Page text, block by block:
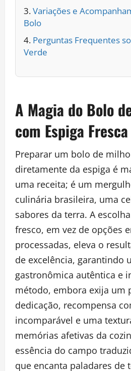
Variações e
Bolo
Perguntas Frequentes
Verde
A Magia do Bolo
com Espiga Fresca
Preparar um bolo de
diretamente da espiga é
uma receita; é um
culinária brasileira, uma
sabores da terra. A
fresco, em vez de opções
processadas, eleva o
de excelência, garantindo
gastronômica autêntica e
método, embora exija um
dedicação, recompensa
incomparável e uma
memórias afetivas da
essência do campo
que encanta paladares de